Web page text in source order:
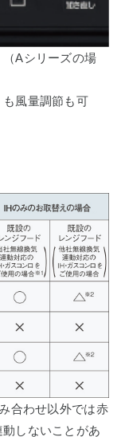
Aシリーズの場
風量調節も可
合わせ以外では赤
しないことがあ